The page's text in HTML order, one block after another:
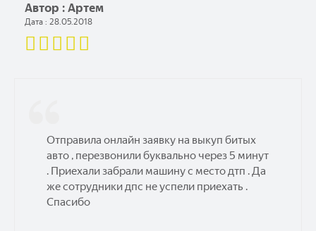
Автор : Артем
Дата : 28.05.2018
Отправила онлайн заявку на выкуп битых
авто , перезвонили буквально через 5 минут
. Приехали забрали машину с место дтп . Да
же сотрудники дпс не успели приехать .
Спасибо